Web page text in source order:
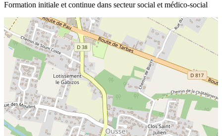
Nom:
email:
Message:
Formation initiale et continue dans secteur social et médico-social